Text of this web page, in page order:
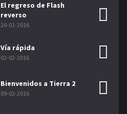
El regreso de Flash
reverso
26-01-2016
Vía rápida
02-02-2016
Bienvenidos a Tierra 2
09-02-2016